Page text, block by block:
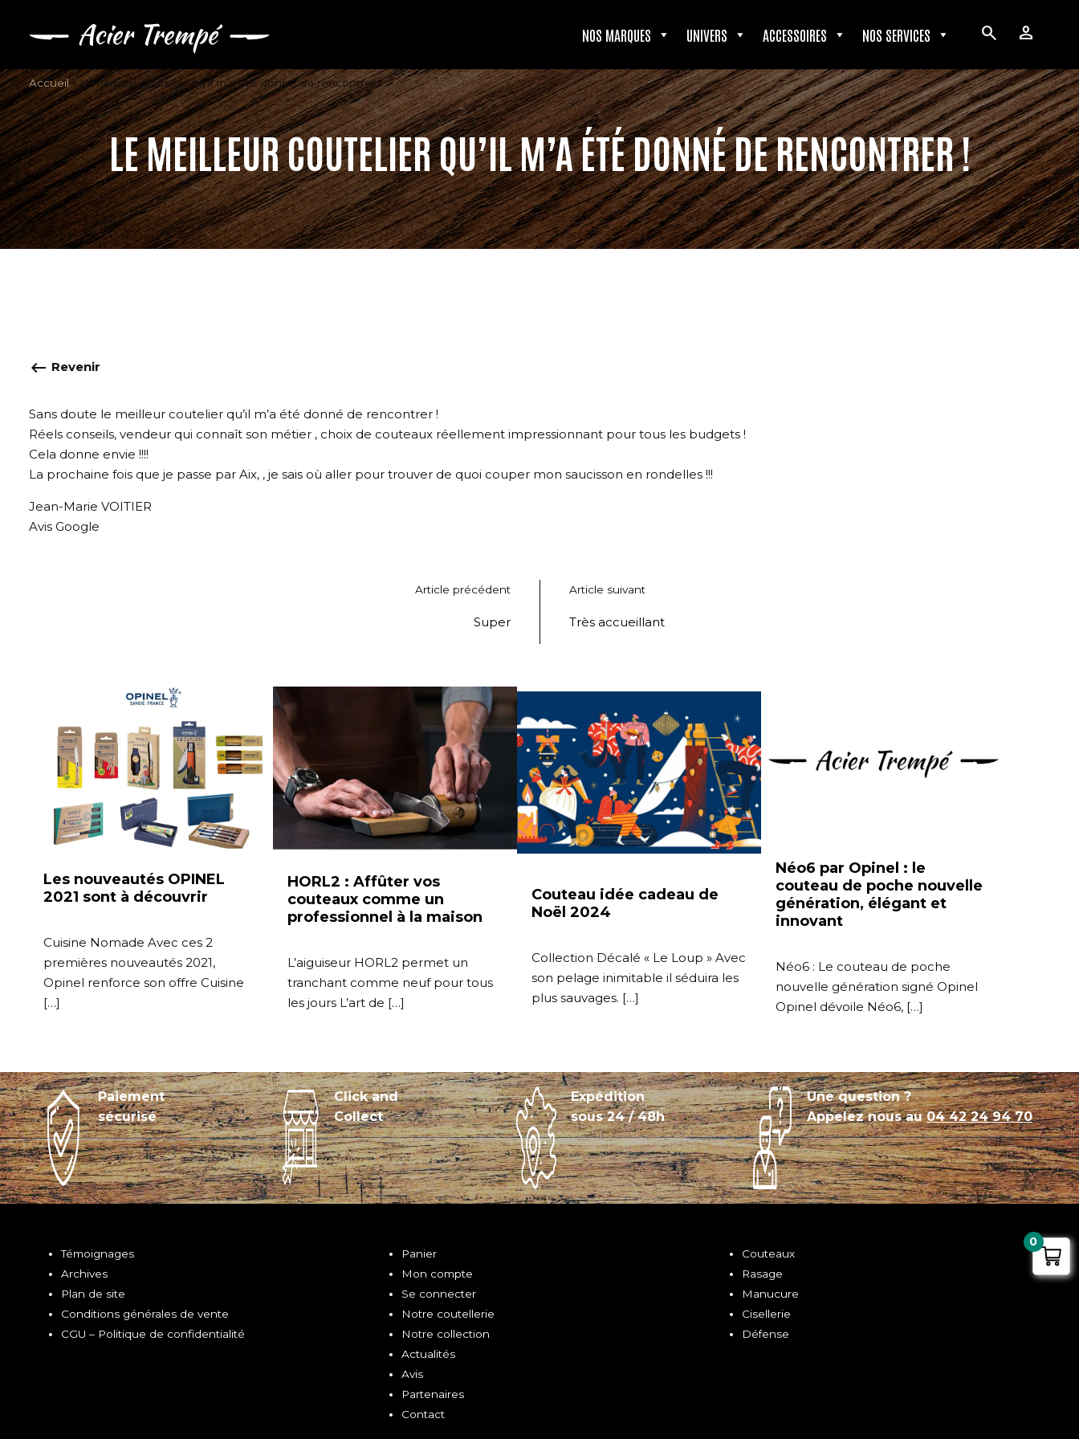
NOS MARQUES UNIVERS ACCESSOIRES NOS SERVICES search person
Accueil»le meilleur coutelier qu’il m’a été donné de rencontrer !
LE MEILLEUR COUTELIER QU’IL M’A ÉTÉ DONNÉ DE RENCONTRER !
keyboard_backspace Revenir
Sans doute le meilleur coutelier qu’il m’a été donné de rencontrer !
Réels conseils, vendeur qui connaît son métier , choix de couteaux réellement impressionnant pour tous les budgets !
Cela donne envie !!!!
La prochaine fois que je passe par Aix, , je sais où aller pour trouver de quoi couper mon saucisson en rondelles !!!
Jean-Marie VOITIER
Avis Google
Article précédent
Super
Article suivant
Très accueillant
Les nouveautés OPINEL
2021 sont à découvrir
Cuisine Nomade Avec ces 2
premières nouveautés 2021,
Opinel renforce son offre Cuisine
[…]
HORL2 : Affûter vos
couteaux comme un
professionnel à la maison
L’aiguiseur HORL2 permet un
tranchant comme neuf pour tous
les jours L’art de […]
Couteau idée cadeau de
Noël 2024
Collection Décalé « Le Loup » Avec
son pelage inimitable il séduira les
plus sauvages. […]
Néo6 par Opinel : le
couteau de poche nouvelle
génération, élégant et
innovant
Néo6 : Le couteau de poche
nouvelle génération signé Opinel
Opinel dévoile Néo6, […]
Paiement
sécurisé
Click and
Collect
Expédition
sous 24 / 48h
Une question ?
Appelez nous au04 42 24 94 70
Témoignages
Archives
Plan de site
Conditions générales de vente
CGU – Politique de confidentialité
Panier
Mon compte
Se connecter
Notre coutellerie
Notre collection
Actualités
Avis
Partenaires
Contact
Couteaux
Rasage
Manucure
Cisellerie
Défense
0